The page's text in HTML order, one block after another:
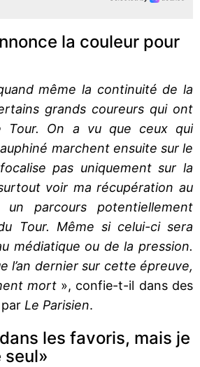
la couleur pour
même la continuité de la
grands coureurs qui ont
Tour. On a vu que ceux qui
marchent ensuite sur le
pas uniquement sur la
voir ma récupération au
parcours potentiellement
Tour. Même si celui-ci sera
médiatique ou de la pression.
l’an dernier sur cette épreuve,
mort», confie-t-il dans des
Le Parisien.
les favoris, mais je
seul»